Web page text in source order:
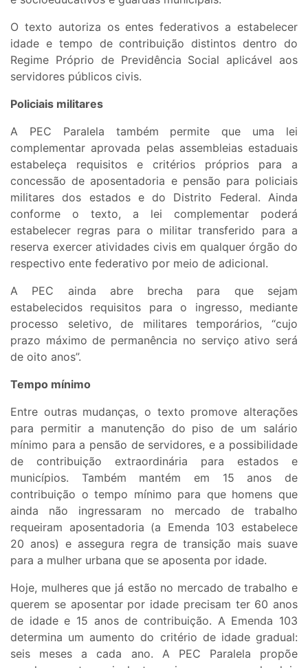
O texto autoriza os entes federativos a estabelecer
idade e tempo de contribuição distintos dentro do
Regime Próprio de Previdência Social aplicável aos
servidores públicos civis.
Policiais militares
A PEC Paralela também permite que uma lei
complementar aprovada pelas assembleias estaduais
estabeleça requisitos e critérios próprios para a
concessão de aposentadoria e pensão para policiais
militares dos estados e do Distrito Federal. Ainda
conforme o texto, a lei complementar poderá
estabelecer regras para o militar transferido para a
reserva exercer atividades civis em qualquer órgão do
respectivo ente federativo por meio de adicional.
A PEC ainda abre brecha para que sejam
estabelecidos requisitos para o ingresso, mediante
processo seletivo, de militares temporários, “cujo
prazo máximo de permanência no serviço ativo será
de oito anos”.
Tempo mínimo
Entre outras mudanças, o texto promove alterações
para permitir a manutenção do piso de um salário
mínimo para a pensão de servidores, e a possibilidade
de contribuição extraordinária para estados e
municípios. Também mantém em 15 anos de
contribuição o tempo mínimo para que homens que
ainda não ingressaram no mercado de trabalho
requeiram aposentadoria (a Emenda 103 estabelece
20 anos) e assegura regra de transição mais suave
para a mulher urbana que se aposenta por idade.
Hoje, mulheres que já estão no mercado de trabalho e
querem se aposentar por idade precisam ter 60 anos
de idade e 15 anos de contribuição. A Emenda 103
determina um aumento do critério de idade gradual:
seis meses a cada ano. A PEC Paralela propõe